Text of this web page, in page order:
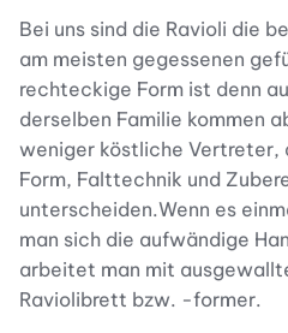
Bei uns sind die Ravioli die
am meisten gegessenen
rechteckige Form ist denn
derselben Familie kommen
weniger köstliche Vertreter,
Form, Falttechnik und
unterscheiden.Wenn es
man sich die aufwändige
arbeitet man mit
Raviolibrett bzw. -former.